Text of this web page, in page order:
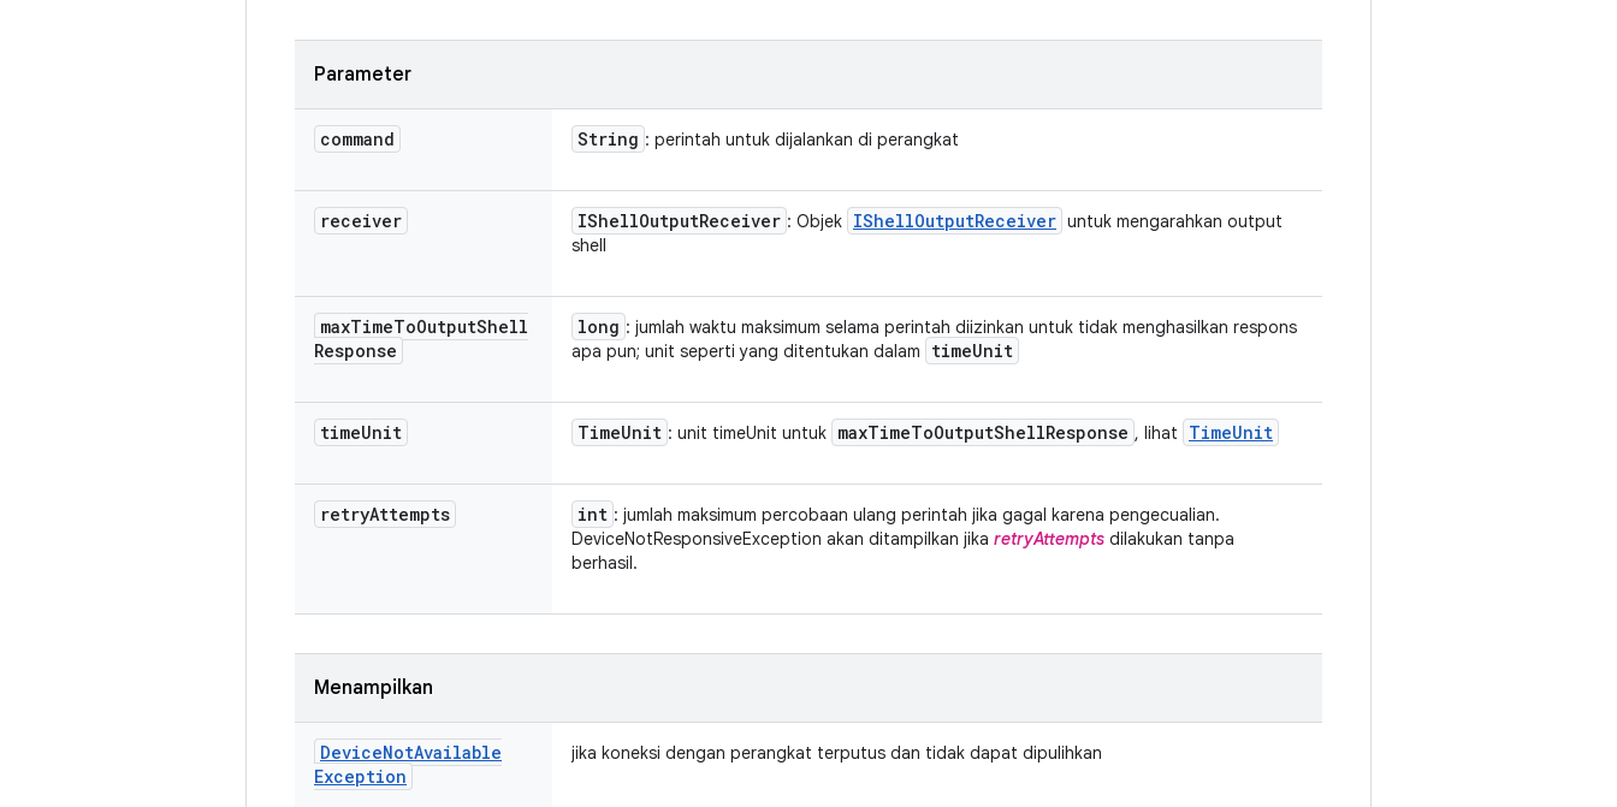
Parameter
command String : perintah untuk dijalankan di perangkat
receiver IShellOutputReceiver : Objek IShellOutputReceiver untuk mengarahkan output
shell
maxTimeToOutputShell
Response
long : jumlah waktu maksimum selama perintah diizinkan untuk tidak menghasilkan respons
apa pun; unit seperti yang ditentukan dalam
timeUnit
timeUnit TimeUnit : unit timeUnit untuk maxTimeToOutputShellResponse , lihat TimeUnit
retryAttempts int : jumlah maksimum percobaan ulang perintah jika gagal karena pengecualian.
DeviceNotResponsiveException akan ditampilkan jika retryAttempts dilakukan tanpa
berhasil.
Menampilkan
DeviceNotAvailable
Exception
jika koneksi dengan perangkat terputus dan tidak dapat dipulihkan